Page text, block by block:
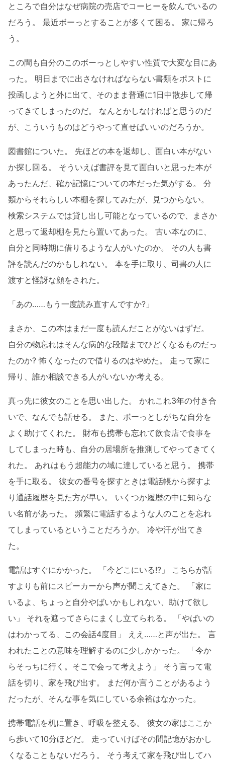
ところで自分はなぜ病院の売店でコーヒーを飲んでいるの
だろう。 最近ボーっとすることが多くて困る。 家に帰ろ
う。
この間も自分のこのボーっとしやすい性質で大変な目にあ
った。 明日までに出さなければならない書類をポストに
投函しようと外に出て、そのまま普通に1日中散歩して帰
ってきてしまったのだ。 なんとかしなければと思うのだ
が、こういうものはどうやって直せばいいのだろうか。
図書館についた。 先ほどの本を返却し、面白い本がない
か探し回る。 そういえば書評を見て面白いと思った本が
あったんだ、確か記憶についての本だった気がする。 分
類からそれらしい本棚を探してみたが、見つからない。
検索システムでは貸し出し可能となっているので、まさか
と思って返却棚を見たら置いてあった。 古い本なのに、
自分と同時期に借りるような人がいたのか。 その人も書
評を読んだのかもしれない。 本を手に取り、司書の人に
渡すと怪訝な顔をされた。
「あの……もう一度読み直すんですか?」
まさか、この本はまだ一度も読んだことがないはずだ。
自分の物忘れはそんな病的な段階までひどくなるものだっ
たのか? 怖くなったので借りるのはやめた。 走って家に
帰り、誰か相談できる人がいないか考える。
真っ先に彼女のことを思い出した。 かれこれ3年の付き合
いで、なんでも話せる。 また、ボーっとしがちな自分を
よく助けてくれた。 財布も携帯も忘れて飲食店で食事を
してしまった時も、自分の居場所を推測してやってきてく
れた。 あれはもう超能力の域に達していると思う。 携帯
を手に取る。 彼女の番号を探すときは電話帳から探すよ
り通話履歴を見た方が早い。 いくつか履歴の中に知らな
い名前があった。 頻繁に電話するような人のことを忘れ
てしまっているということだろうか。 冷や汗が出てき
た。
電話はすぐにかかった。 「今どこにいる!?」 こちらが話
すよりも前にスピーカーから声が聞こえてきた。 「家に
いるよ、ちょっと自分やばいかもしれない、助けて欲し
い」 それを遮ってさらにまくし立てられる。 「やばいの
はわかってる、この会話4度目」 ええ……と声が出た。 言
われたことの意味を理解するのに少しかかった。 「今か
らそっちに行く。そこで会って考えよう」 そう言って電
話を切り、家を飛び出す。 まだ何か言うことがあるよう
だったが、そんな事を気にしている余裕はなかった。
携帯電話を机に置き、呼吸を整える。 彼女の家はここか
ら歩いて10分ほどだ。 走っていけばその間記憶がおかし
くなることもないだろう。 そう考えて家を飛び出してハ